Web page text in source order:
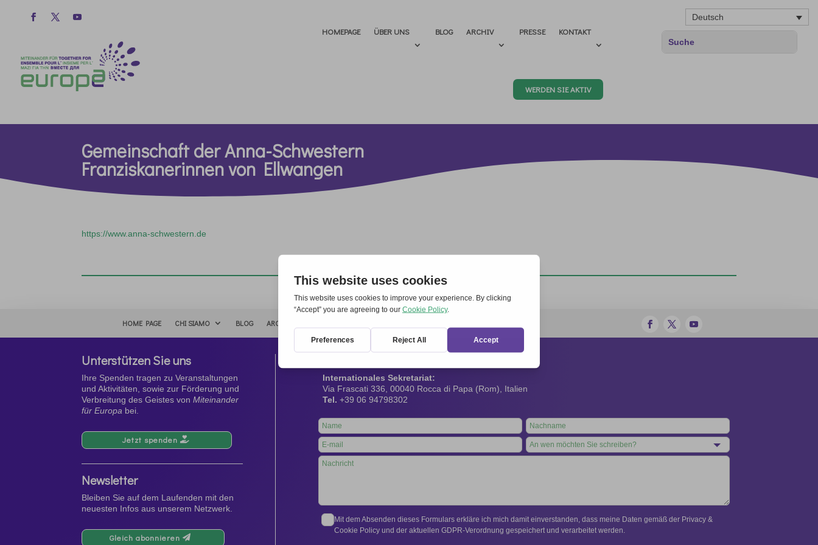
Deutsch
HOMEPAGE ÜBER UNS BLOG ARCHIV PRESSE KONTAKT
WERDEN SIE AKTIV
Gemeinschaft der Anna-Schwestern
Franziskanerinnen von Ellwangen
https://www.anna-schwestern.de
HOME PAGE CHI SIAMO BLOG ARCHIVIO
Unterstützen Sie uns
Ihre Spenden tragen zu Veranstaltungen
und Aktivitäten, sowie zur Förderung und
Verbreitung des Geistes vonMiteinander
für Europa bei.
Jetzt spenden
Newsletter
Bleiben Sie auf dem Laufenden mit den
neuesten Infos aus unserem Netzwerk.
Gleich abonnieren
Internationales Sekretariat:
Via Frascati 336, 00040 Rocca di Papa (Rom), Italien
Tel. +39 06 94798302
Leave
this
field
blank
Mit dem Absenden dieses Formulars erkläre ich mich damit einverstanden, dass meine Daten gemäß der Privacy &
Cookie Policy und der aktuellen GDPR-Verordnung gespeichert und verarbeitet werden.